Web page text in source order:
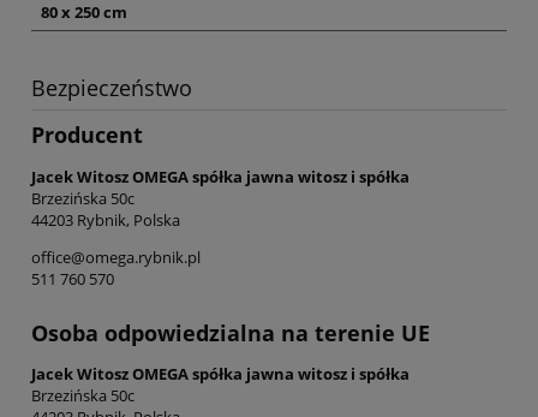
80 x 250 cm
Bezpieczeństwo
Producent
Jacek Witosz OMEGA spółka jawna witosz i spółka
Brzezińska 50c
44203 Rybnik, Polska
office@omega.rybnik.pl
511 760 570
Osoba odpowiedzialna na terenie UE
Jacek Witosz OMEGA spółka jawna witosz i spółka
Brzezińska 50c